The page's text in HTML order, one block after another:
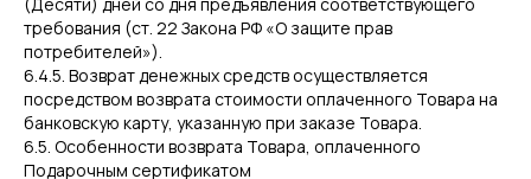
требования (ст. 22 Закона РФ «О защите прав
потребителей»).
6.4.5. Возврат денежных средств осуществляется
посредством возврата стоимости оплаченного Товара на
банковскую карту, указанную при заказе Товара.
6.5. Особенности возврата Товара, оплаченного
Подарочным сертификатом